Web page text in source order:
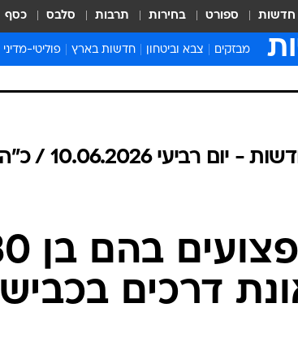
חדשות ספורט בחירות תרבות סלבס כסף
מבזקים צבא וביטחון חדשות בארץ
ישראלים בחו"ל
פוליטי-מדיני
10.06.2026 / כ״ה סיוון התשפ"ו
דרכים בכביש 40